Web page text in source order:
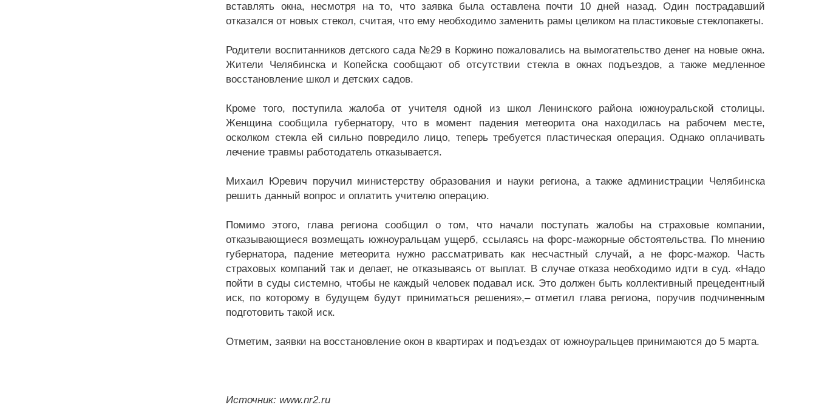
вставлять окна, несмотря на то, что заявка была оставлена почти 10 дней назад. Один пострадавший
отказался от новых стекол, считая, что ему необходимо заменить рамы целиком на пластиковые стеклопакеты.
Родители воспитанников детского сада №29 в Коркино пожаловались на вымогательство денег на новые окна.
Жители Челябинска и Копейска сообщают об отсутствии стекла в окнах подъездов, а также медленное
восстановление школ и детских садов.
Кроме того, поступила жалоба от учителя одной из школ Ленинского района южноуральской столицы.
Женщина сообщила губернатору, что в момент падения метеорита она находилась на рабочем месте,
осколком стекла ей сильно повредило лицо, теперь требуется пластическая операция. Однако оплачивать
лечение травмы работодатель отказывается.
Михаил Юревич поручил министерству образования и науки региона, а также администрации Челябинска
решить данный вопрос и оплатить учителю операцию.
Помимо этого, глава региона сообщил о том, что начали поступать жалобы на страховые компании,
отказывающиеся возмещать южноуральцам ущерб, ссылаясь на форс-мажорные обстоятельства. По мнению
губернатора, падение метеорита нужно рассматривать как несчастный случай, а не форс-мажор. Часть
страховых компаний так и делает, не отказываясь от выплат. В случае отказа необходимо идти в суд. «Надо
пойти в суды системно, чтобы не каждый человек подавал иск. Это должен быть коллективный прецедентный
иск, по которому в будущем будут приниматься решения»,– отметил глава региона, поручив подчиненным
подготовить такой иск.
Отметим, заявки на восстановление окон в квартирах и подъездах от южноуральцев принимаются до 5 марта.
Источник: www.nr2.ru